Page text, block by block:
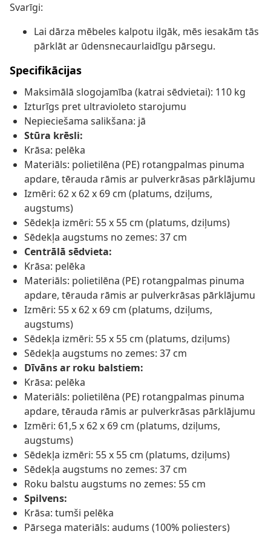
Svarīgi:
Lai dārza mēbeles kalpotu ilgāk, mēs iesakām tās
pārklāt ar ūdensnecaurlaidīgu pārsegu.
Specifikācijas
Maksimālā slogojamība (katrai sēdvietai): 110 kg
Izturīgs pret ultravioleto starojumu
Nepieciešama salikšana: jā
Stūra krēsli:
Krāsa: pelēka
Materiāls: polietilēna (PE) rotangpalmas pinuma
apdare, tērauda rāmis ar pulverkrāsas pārklājumu
Izmēri: 62 x 62 x 69 cm (platums, dziļums,
augstums)
Sēdekļa izmēri: 55 x 55 cm (platums, dziļums)
Sēdekļa augstums no zemes: 37 cm
Centrālā sēdvieta:
Krāsa: pelēka
Materiāls: polietilēna (PE) rotangpalmas pinuma
apdare, tērauda rāmis ar pulverkrāsas pārklājumu
Izmēri: 55 x 62 x 69 cm (platums, dziļums,
augstums)
Sēdekļa izmēri: 55 x 55 cm (platums, dziļums)
Sēdekļa augstums no zemes: 37 cm
Dīvāns ar roku balstiem:
Krāsa: pelēka
Materiāls: polietilēna (PE) rotangpalmas pinuma
apdare, tērauda rāmis ar pulverkrāsas pārklājumu
Izmēri: 61,5 x 62 x 69 cm (platums, dziļums,
augstums)
Sēdekļa izmēri: 55 x 55 cm (platums, dziļums)
Sēdekļa augstums no zemes: 37 cm
Roku balstu augstums no zemes: 55 cm
Spilvens:
Krāsa: tumši pelēka
Pārsega materiāls: audums (100% poliesters)